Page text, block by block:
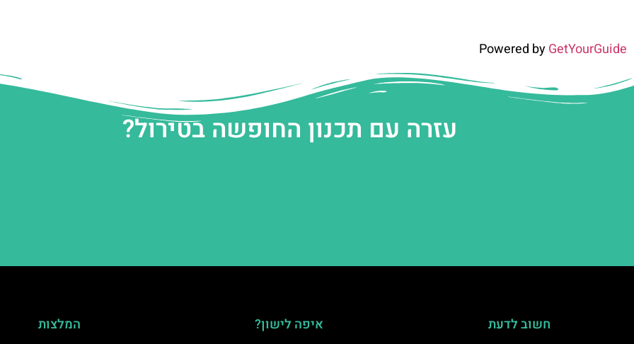
Powered byGetYourGuide
עזרה עם תכנון החופשה בטירול?
חשוב לדעת
איפה לישון?
המלצות